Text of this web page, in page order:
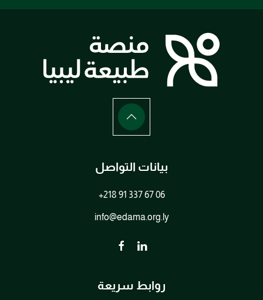
بيانات التواصل
+218 91 337 67 06
info@edama.org.ly
روابط سريعة